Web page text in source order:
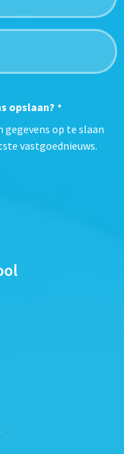
opslaan? *
op te slaan
vastgoednieuws.